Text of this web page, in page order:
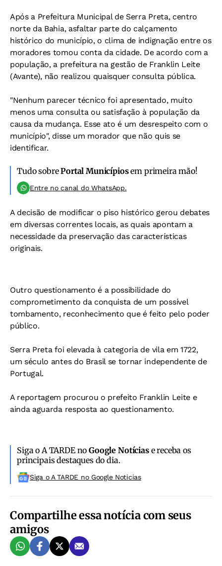
Após a Prefeitura Municipal de Serra Preta, centro
norte da Bahia, asfaltar parte do calçamento
histórico do município, o clima de indignação entre os
moradores tomou conta da cidade. De acordo com a
população, a prefeitura na gestão de Franklin Leite
(Avante), não realizou quaisquer consulta pública.
"Nenhum parecer técnico foi apresentado, muito
menos uma consulta ou satisfação à população da
causa da mudança. Esse ato é um desrespeito com o
município", disse um morador que não quis se
identificar.
Tudo sobrePortal Municípiosem primeira mão!
Entre no canal do WhatsApp.
A decisão de modificar o piso histórico gerou debates
em diversas correntes locais, as quais apontam a
necessidade da preservação das características
originais.
Outro questionamento é a possibilidade do
comprometimento da conquista de um possível
tombamento, reconhecimento que é feito pelo poder
público.
Serra Preta foi elevada à categoria de vila em 1722,
um século antes do Brasil se tornar independente de
Portugal.
A reportagem procurou o prefeito Franklin Leite e
ainda aguarda resposta ao questionamento.
Siga o A TARDE noGoogle Notíciase receba os
principais destaques do dia.
Siga o A TARDE no Google Noticias
Compartilhe essa notícia com seus
amigos